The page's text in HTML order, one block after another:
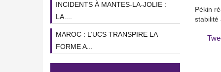
Pékin
stabilité
INCIDENTS À MANTES-LA-JOLIE :
LA....
MAROC : L’UCS TRANSPIRE LA
FORME A...